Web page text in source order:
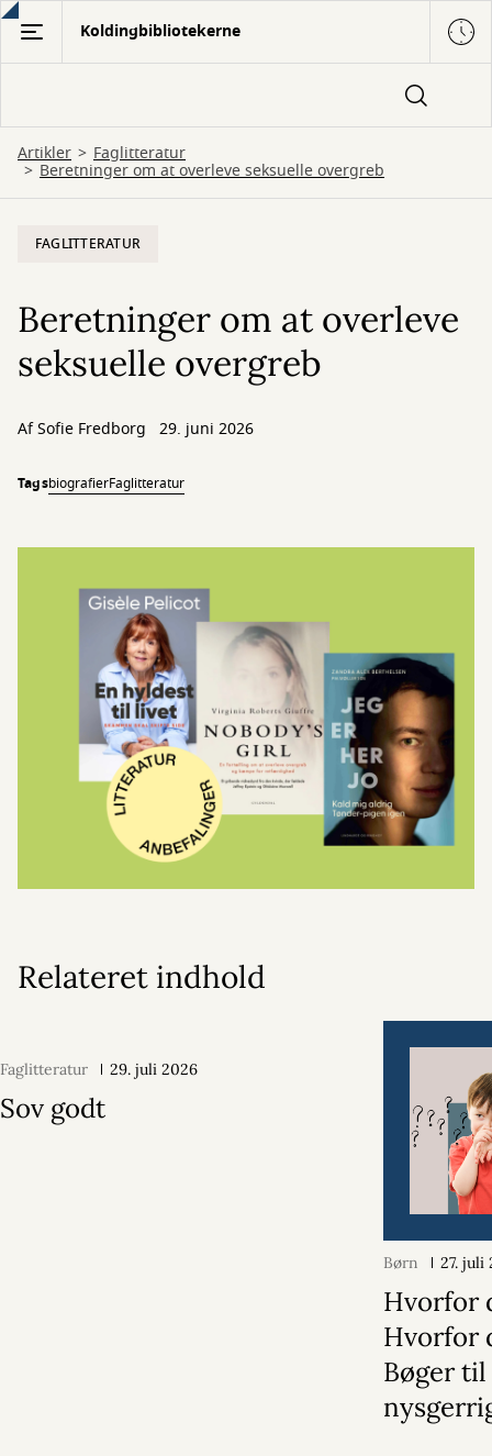
Gå
hovedindhold
Koldingbibliotekerne
Artikler Faglitteratur
Beretninger om at overleve seksuelle overgreb
FAGLITTERATUR
Beretninger om at overleve
seksuelle overgreb
AfSofie Fredborg 29. juni 2026
TagsbiografierFaglitteratur
Relateret indhold
Faglitteratur 29. juli 2026
Sov godt
Børn 27. juli
Hvorfor
Hvorfor
Bøger til